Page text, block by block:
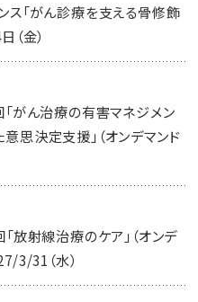
ス「がん診療を支える骨修飾
金）
がん治療の有害マネジメン
思決定支援」（オンデマンド
射線治療のケア」（オンデ
3/31（水）